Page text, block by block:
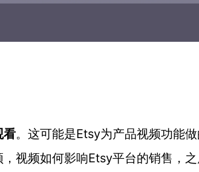
看。这可能是Etsy为产品视频功能做
视频如何影响Etsy平台的销售，